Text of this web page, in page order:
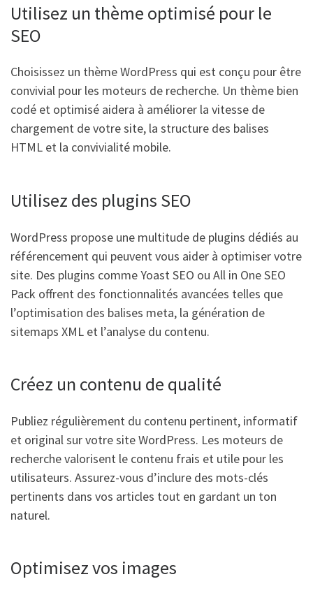
Utilisez un thème optimisé pour le
SEO
Choisissez un thème WordPress qui est conçu pour être
convivial pour les moteurs de recherche. Un thème bien
codé et optimisé aidera à améliorer la vitesse de
chargement de votre site, la structure des balises
HTML et la convivialité mobile.
Utilisez des plugins SEO
WordPress propose une multitude de plugins dédiés au
référencement qui peuvent vous aider à optimiser votre
site. Des plugins comme Yoast SEO ou All in One SEO
Pack offrent des fonctionnalités avancées telles que
l’optimisation des balises meta, la génération de
sitemaps XML et l’analyse du contenu.
Créez un contenu de qualité
Publiez régulièrement du contenu pertinent, informatif
et original sur votre site WordPress. Les moteurs de
recherche valorisent le contenu frais et utile pour les
utilisateurs. Assurez-vous d’inclure des mots-clés
pertinents dans vos articles tout en gardant un ton
naturel.
Optimisez vos images